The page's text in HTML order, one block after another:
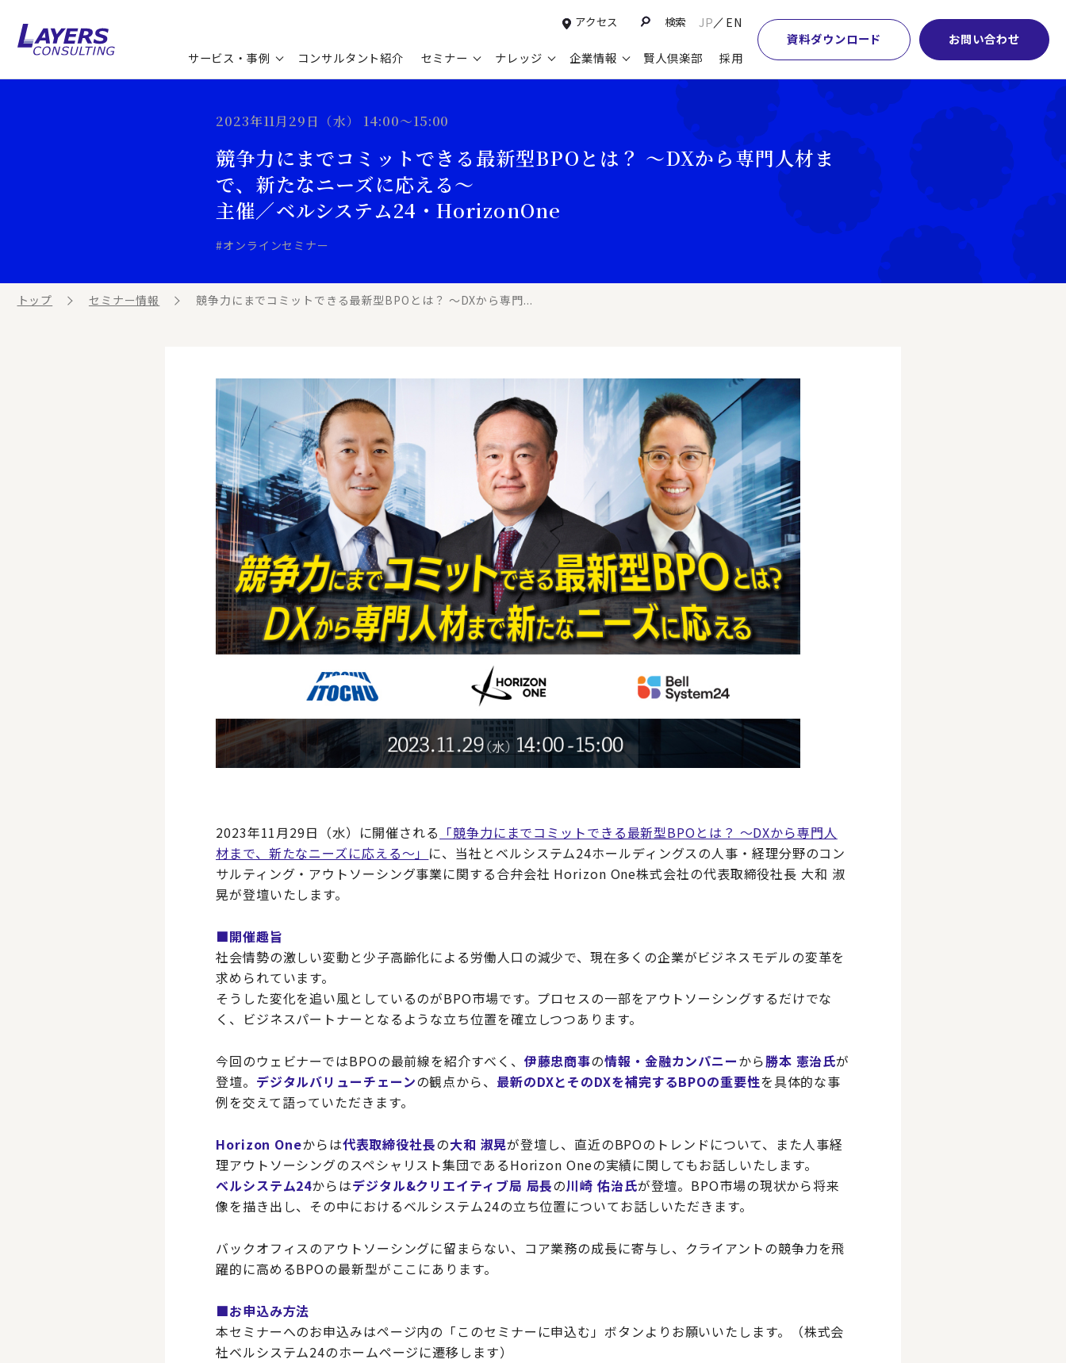
アクセス 検索 JP EN
サービス・事例 コンサルタント紹介 セミナー ナレッジ 企業情報 賢人倶楽部 採用
資料ダウンロード お問い合わせ
コンサルティングサービス
コンサルティング事例
新規事業開発・ビジネスモデル変革・
M&A支援
ガバナンス・リスクマネジメント強化
本社・間接業務改革
サプライチェーンマネジメント
物流改革
ヒューマンリソースマネジメント
ビジネスプロセスアウトソーシング
セミナー情報
過去のセミナー
最新ソリューション
ビジネス用語集
ビジネステーマ解説集
動画ライブラリ
経営管理・経理・財務
IT・デジタル
営業・マーケティング
設計・開発・生産・調達
【特集】会計システム刷新
【特集】CFO革新
【特集】FP＆Aへの旅
【特集】ポスト2027年の基幹システム
【特集】ユーザー主導のERP導入
連載／寄稿／書籍
コンプライアンス（法令遵守）
顧問紹介
学術顧問紹介
DE&I推進の取り組み
グループ会社
グローバルネットワーク
パートナーシップ
2023年11月29日（水） 14:00～15:00
競争力にまでコミットできる最新型BPOとは？ ～DXから専門人材ま
で、新たなニーズに応える～
主催／ベルシステム24・HorizonOne
#オンラインセミナー
トップ セミナー情報 競争力にまでコミットできる最新型BPOとは？ ～DXから専門...
2023年11月29日（水）に開催される 「競争力にまでコミットできる最新型BPOとは？ ～DXから専門人
材まで、新たなニーズに応える～」 に、当社とベルシステム24ホールディングスの人事・経理分野のコン
サルティング・アウトソーシング事業に関する合弁会社 Horizon One株式会社の代表取締役社長 大和 淑
晃が登壇いたします。
■開催趣旨
社会情勢の激しい変動と少子高齢化による労働人口の減少で、現在多くの企業がビジネスモデルの変革を
求められています。
そうした変化を追い風としているのがBPO市場です。プロセスの一部をアウトソーシングするだけでな
く、ビジネスパートナーとなるような立ち位置を確立しつつあります。
今回のウェビナーではBPOの最前線を紹介すべく、 伊藤忠商事の情報・金融カンパニーから勝本 憲治氏が
登壇。 デジタルバリューチェーンの観点から、 最新のDXとそのDXを補完するBPOの重要性を具体的な事
例を交えて語っていただきます。
Horizon Oneからは代表取締役社長の大和 淑晃が登壇し、直近のBPOのトレンドについて、また人事経
理アウトソーシングのスペシャリスト集団であるHorizon Oneの実績に関してもお話しいたします。
ベルシステム24からはデジタル&クリエイティブ局 局長の川崎 佑治氏が登壇。BPO市場の現状から将来
像を描き出し、その中におけるベルシステム24の立ち位置についてお話しいただきます。
バックオフィスのアウトソーシングに留まらない、コア業務の成長に寄与し、クライアントの競争力を飛
躍的に高めるBPOの最新型がここにあります。
■お申込み方法
本セミナーへのお申込みはページ内の「このセミナーに申込む」ボタンよりお願いいたします。（株式会
社ベルシステム24のホームページに遷移します）